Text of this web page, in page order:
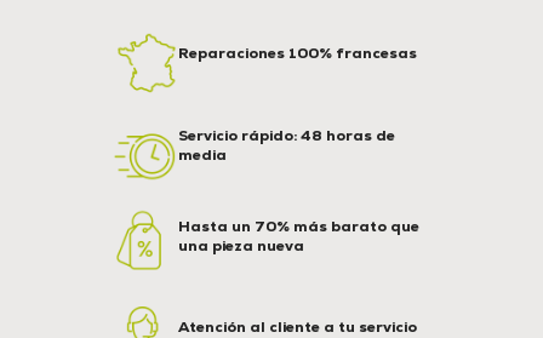
Reparaciones 100% francesas
Servicio rápido: 48 horas de
media
Hasta un 70% más barato que
una pieza nueva
Atención al cliente a tu servicio